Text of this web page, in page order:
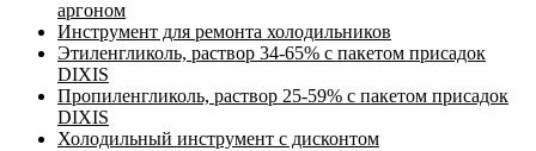
аргоном
Инструмент для ремонта холодильников
Этиленгликоль, раствор 34-65% с пакетом присадок
DIXIS
Пропиленгликоль, раствор 25-59% с пакетом присадок
DIXIS
Холодильный инструмент с дисконтом